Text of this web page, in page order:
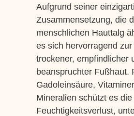
Aufgrund seiner
Zusammensetzung, die
menschlichen Hauttalg
es sich hervorragend
trockener, empfindlicher
beanspruchter Fußhaut.
Gadoleinsäure,
Mineralien schützt es
Feuchtigkeitsverlust,